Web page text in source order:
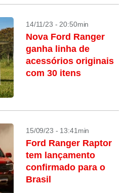
14/11/23 - 20:50min
Nova Ford Ranger
ganha linha de
acessórios originais
com 30 itens
15/09/23 - 13:41min
Ford Ranger Raptor
tem lançamento
confirmado para o
Brasil